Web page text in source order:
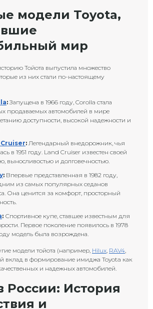
модели Toyota,
мир
Тойота выпустила множество
из них стали по-настоящему
:Запущена в 1966 году, Corolla стала
продаваемых автомобилей в мире
доступности, высокой надежности и
: Легендарный внедорожник, чья
в 1951 году. Land Cruiser известен своей
выносливостью и долговечностью.
: Впервые представленная в 1982 году,
из самых популярных седанов
Она ценится за комфорт, просторный
: Спортивное купе, ставшее известным для
Первое поколение появилось в 1978
модель была возрождена.
модели тойота (например, Hilux, RAV4,
вклад в формирование имиджа Toyota как
и надежных автомобилей.
России: История
и